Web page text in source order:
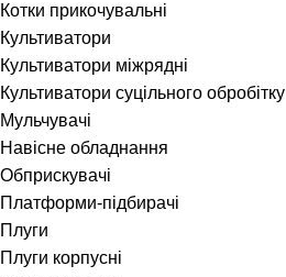
Котки прикочувальні
Культиватори
Культиватори міжрядні
Культиватори суцільного обробітку
Мульчувачі
Навісне обладнання
Обприскувачі
Платформи-підбирачі
Плуги
Плуги корпусні